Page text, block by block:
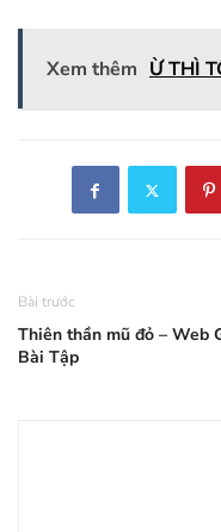
Xem thêm Ừ THÌ
Bài trước
Thiên thần mũ đỏ – Web
Bài Tập